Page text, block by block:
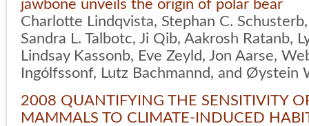
jawbone unveils the origin of polar bear
Charlotte Lindqvista, Stephan C. Schusterb,
Sandra L. Talbotc, Ji Qib, Aakrosh Ratanb,
Lindsay Kassonb, Eve Zeyld, Jon Aarse,
Ingólfssonf, Lutz Bachmannd, and Øystein
2008 QUANTIFYING THE SENSITIVITY
MAMMALS TO CLIMATE-INDUCED